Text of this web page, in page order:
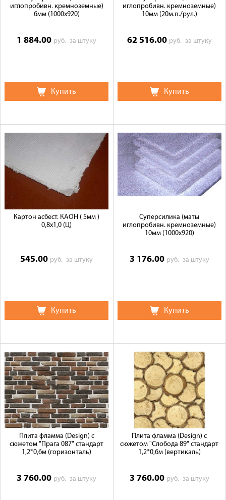
иглопробивн. кремноземные)
6мм (1000х920)
1 884.00 руб.за штуку
Купить
иглопробивн. кремноземные)
10мм (20м.п./рул.)
62 516.00 руб. за штуку
Купить
Картон асбест. КАОН ( 5мм )
0,8х1,0 (Ц)
545.00 руб.за штуку
Купить
Суперсилика (маты
иглопробивн. кремноземные)
10мм (1000х920)
3 176.00 руб. за штуку
Купить
Плита фламма (Design) c
сюжетом "Прага 087" стандарт
1,2*0,6м (горизонталь)
3 760.00 руб.за штуку
Плита фламма (Design) c
сюжетом "Слобода 89" стандарт
1,2*0,6м (вертикаль)
3 760.00 руб. за штуку